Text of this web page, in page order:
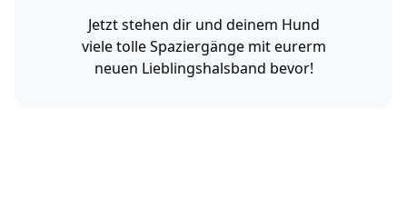
Jetzt stehen dir und deinem Hund
viele tolle Spaziergänge mit eurerm
neuen Lieblingshalsband bevor!